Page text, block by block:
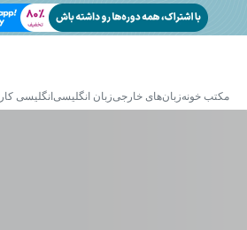
مکتب خونهزبان‌های خارجیزبان انگلیسی انگلیسی